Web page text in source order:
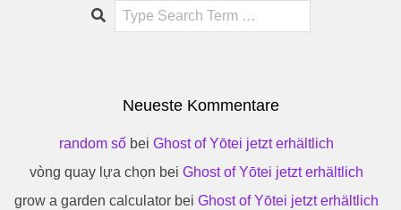
Search
Neueste Kommentare
random sốbei Ghost of Yōtei jetzt erhältlich
vòng quay lựa chọn bei Ghost of Yōtei jetzt erhältlich
grow a garden calculatorbei Ghost of Yōtei jetzt erhältlich